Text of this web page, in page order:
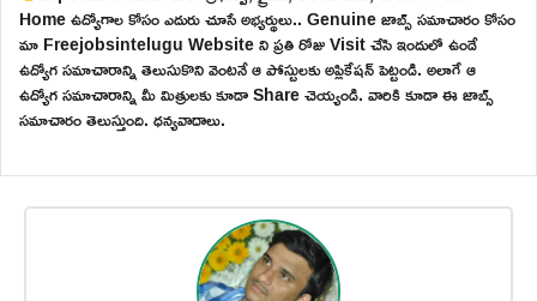
Home ఉద్యోగాల కోసం ఎదురు చూసే అభ్యర్థులు.. Genuine జాబ్స్ సమాచారం కోసం
మా Freejobsintelugu Website ని ప్రతి రోజు Visit చేసి ఇందులో ఉండే
ఉద్యోగ సమాచారాన్ని తెలుసుకొని వెంటనే ఆ పోస్టులకు అప్లికేషన్ పెట్టండి. అలాగే ఆ
ఉద్యోగ సమాచారాన్ని మీ మిత్రులకు కూడా Share చెయ్యండి. వారికి కూడా ఈ జాబ్స్
సమాచారం తెలుస్తుంది. ధన్యవాదాలు.